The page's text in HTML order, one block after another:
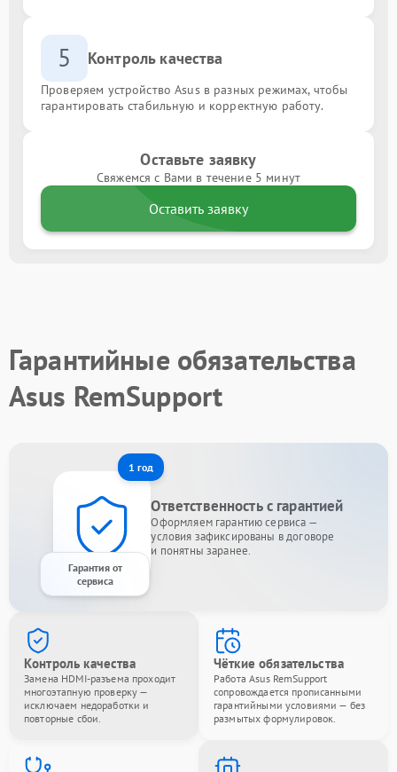
5 Контроль качества
Проверяем устройство Asus в разных режимах, чтобы
гарантировать стабильную и корректную работу.
Оставьте заявку
Свяжемся с Вами в течение 5 минут
Оставить заявку
Гарантийные обязательства
Asus RemSupport
1 год
Гарантия от
сервиса
Ответственность с гарантией
Оформляем гарантию сервиса —
условия зафиксированы в договоре
и понятны заранее.
Контроль качества
Замена HDMI-разъема проходит
многоэтапную проверку —
исключаем недоработки и
повторные сбои.
Чёткие обязательства
Работа Asus RemSupport
сопровождается прописанными
гарантийными условиями — без
размытых формулировок.